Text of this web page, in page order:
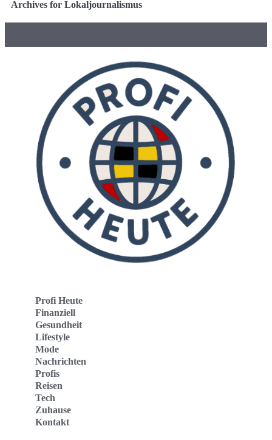
Archives for Lokaljournalismus
Profi Heute
Finanziell
Gesundheit
Lifestyle
Mode
Nachrichten
Profis
Reisen
Tech
Zuhause
Kontakt